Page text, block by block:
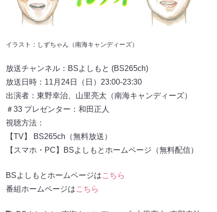
イラスト：しずちゃん（南海キャンディーズ）
放送チャンネル：BSよしもと (BS265ch)
放送日時：11月24日（日）23:00-23:30
出演者：東野幸治、山里亮太（南海キャンディーズ）
＃33 プレゼンター：和田正人
視聴方法：
【TV】 BS265ch（無料放送）
【スマホ・PC】BSよしもとホームページ（無料配信）
BSよしもとホームページはこちら
番組ホームページはこちら